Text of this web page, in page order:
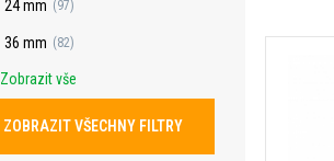
24 mm (97)
36 mm (82)
Zobrazit vše
ZOBRAZIT VŠECHNY FILTRY